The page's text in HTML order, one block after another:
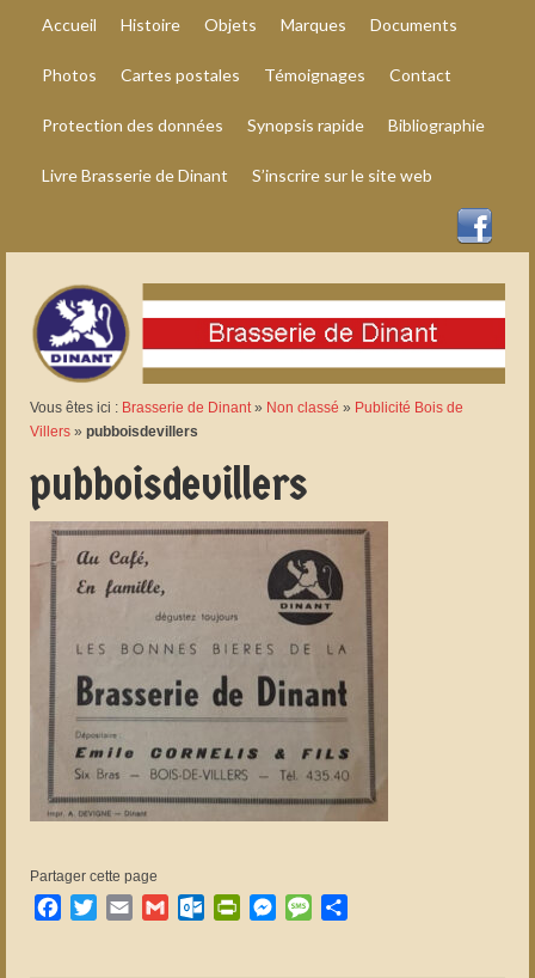
Accueil Histoire Objets Marques Documents
Photos Cartes postales Témoignages Contact
Protection des données Synopsis rapide Bibliographie
Livre Brasserie de Dinant S’inscrire sur le site web
Vous êtes ici : Brasserie de Dinant» Non classé » Publicité Bois de
Villers » pubboisdevillers
pubboisdevillers
Partager cette page
Facebook
TwitterEmail GmailOutlook.com
PrintFriendly
Messenger
Message